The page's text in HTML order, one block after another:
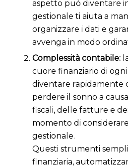
aspetto può diventare
gestionale ti aiuta a
organizzare i dati e
avvenga in modo
Complessità contabile:
cuore finanziario di
diventare rapidamente
perdere il sonno a
fiscali, delle fatture e dei
momento di
gestionale.
Questi strumenti
finanziaria,